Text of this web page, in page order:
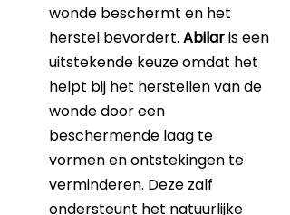
wonde beschermt en het
herstel bevordert. Abilar is een
uitstekende keuze omdat het
helpt bij het herstellen van de
wonde door een
beschermende laag te
vormen en ontstekingen te
verminderen. Deze zalf
ondersteunt het natuurlijke